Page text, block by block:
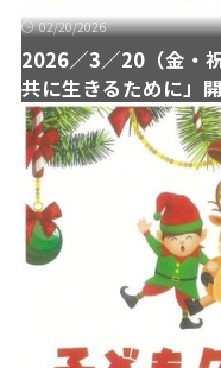
02/20/2026
2026／3／20（金・
共に生きるために」